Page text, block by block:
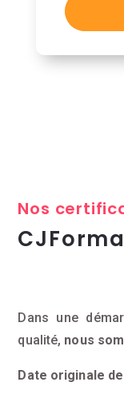
Nos
Dans une
qualité, nous
Date originale